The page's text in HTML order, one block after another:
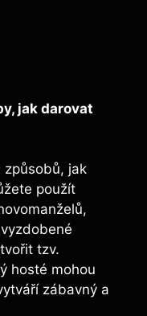
jak darovat
způsobů, jak
použít
tzv.
hosté mohou
zábavný a